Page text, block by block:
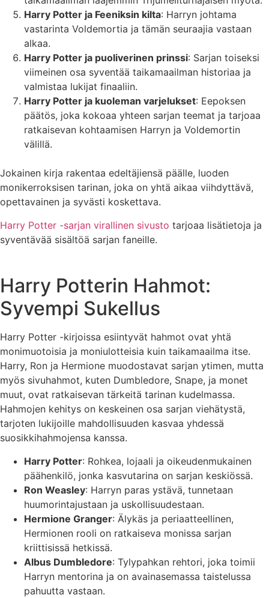
Harry Potter ja Feeniksin kilta: Harryn johtama
vastarinta Voldemortia ja tämän seuraajia vastaan
alkaa.
Harry Potter ja puoliverinen prinssi: Sarjan toiseksi
viimeinen osa syventää taikamaailman historiaa ja
valmistaa lukijat finaaliin.
Harry Potter ja kuoleman varjelukset: Eepoksen
päätös, joka kokoaa yhteen sarjan teemat ja tarjoaa
ratkaisevan kohtaamisen Harryn ja Voldemortin
välillä.
Jokainen kirja rakentaa edeltäjiensä päälle, luoden
monikerroksisen tarinan, joka on yhtä aikaa viihdyttävä,
opettavainen ja syvästi koskettava.
Harry Potter -sarjan virallinen sivusto tarjoaa lisätietoja ja
syventävää sisältöä sarjan faneille.
Harry Potterin Hahmot:
Syvempi Sukellus
Harry Potter -kirjoissa esiintyvät hahmot ovat yhtä
monimuotoisia ja moniulotteisia kuin taikamaailma itse.
Harry, Ron ja Hermione muodostavat sarjan ytimen, mutta
myös sivuhahmot, kuten Dumbledore, Snape, ja monet
muut, ovat ratkaisevan tärkeitä tarinan kudelmassa.
Hahmojen kehitys on keskeinen osa sarjan viehätystä,
tarjoten lukijoille mahdollisuuden kasvaa yhdessä
suosikkihahmojensa kanssa.
Harry Potter: Rohkea, lojaali ja oikeudenmukainen
päähenkilö, jonka kasvutarina on sarjan keskiössä.
Ron Weasley: Harryn paras ystävä, tunnetaan
huumorintajustaan ja uskollisuudestaan.
Hermione Granger: Älykäs ja periaatteellinen,
Hermionen rooli on ratkaiseva monissa sarjan
kriittisissä hetkissä.
Albus Dumbledore: Tylypahkan rehtori, joka toimii
Harryn mentorina ja on avainasemassa taistelussa
pahuutta vastaan.